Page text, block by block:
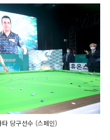
당구선수 (스페인)